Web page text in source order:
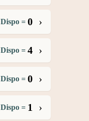
Dispo = 0 ›
Dispo = 4 ›
Dispo = 0 ›
Dispo = 1 ›